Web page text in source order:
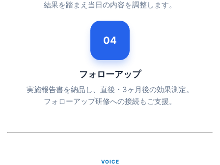
結果を踏まえ当日の内容を調整します。
04
フォローアップ
実施報告書を納品し、直後・3ヶ月後の効果測定。
フォローアップ研修への接続もご支援。
VOICE